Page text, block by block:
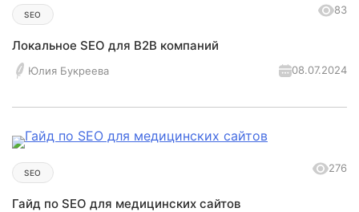
SEO 83
Локальное SEO для B2B компаний
Юлия Букреева 08.07.2024
SEO 276
Гайд по SEO для медицинских сайтов